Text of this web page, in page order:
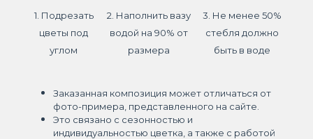
1. Подрезать
цветы под
углом
2. Наполнить вазу
водой на 90% от
размера
3. Не менее 50%
стебля должно
быть в воде
Заказанная композиция может отличаться от
фото-примера, представленного на сайте.
Это связано с сезонностью и
индивидуальностью цветка, а также с работой